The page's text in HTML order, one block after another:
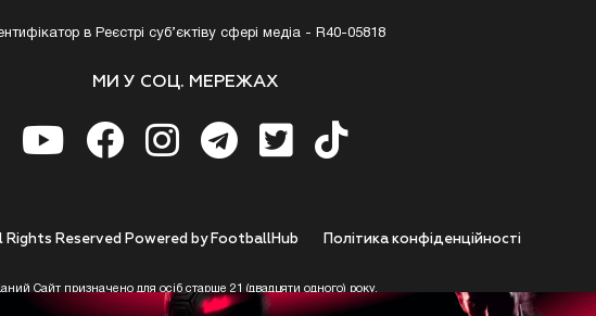
в Реєстрі суб’єктіву сфері медіа - R40-05818
МИ У СОЦ. МЕРЕЖАХ
Полiтика конфiденцiйностi
Reserved Powered by FootballHub
Сайт призначено для осіб старше 21 (двадцяти одного) року.
https://footballhub.ua, Користувач цим підтверджує, що досяг 21-річного віку.